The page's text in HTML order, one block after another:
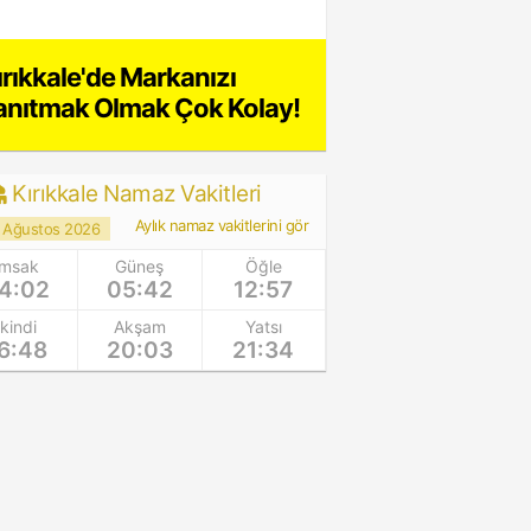
Markanızı
Olmak Çok Kolay!
Kırıkkale Namaz Vakitleri
Ağustos 2026 Aylık namaz vakitlerini gör
Güneş
05:42
Öğle
12:57
Akşam
20:03
Yatsı
21:34